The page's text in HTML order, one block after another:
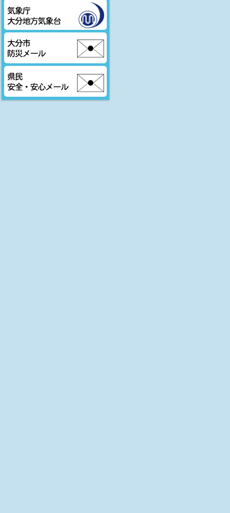
河川国道事務所
気象庁大分地方気象台
大分市防災メール
県民安全・安心メール